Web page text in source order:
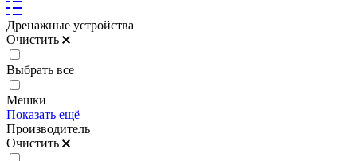
Дренажные устройства
Очистить
Выбрать все
Мешки
Показать ещё
Производитель
Очистить